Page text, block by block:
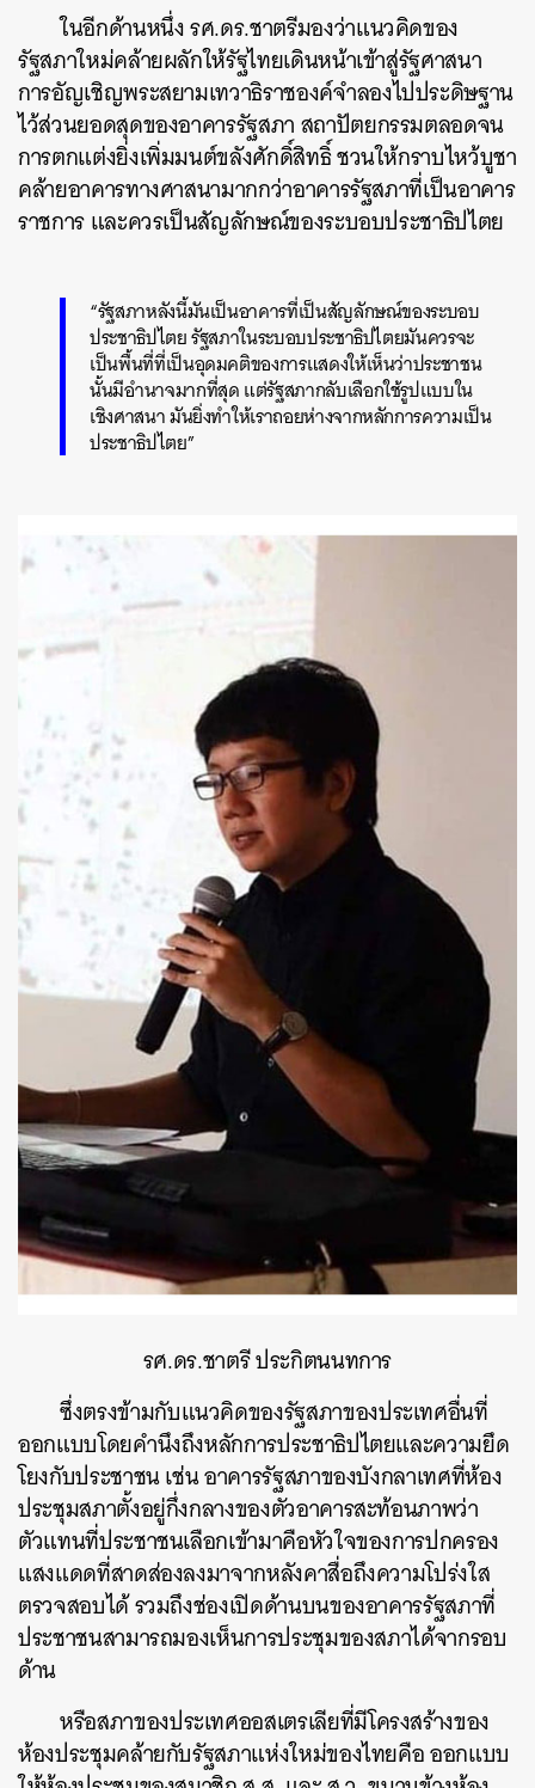
ในอีกด้านหนึ่ง รศ.ดร.ชาตรีมองว่าแนวคิดของ
รัฐสภาใหม่คล้ายผลักให้รัฐไทยเดินหน้าเข้าสู่รัฐศาสนา
การอัญเชิญพระสยามเทวาธิราชองค์จำลองไปประดิษฐาน
ไว้ส่วนยอดสุดของอาคารรัฐสภาสถาปัตยกรรมตลอดจน
การตกแต่งยิ่งเพิ่มมนต์ขลังศักดิ์สิทธิ์ ชวนให้กราบไหว้บูชา
คล้ายอาคารทางศาสนามากกว่าอาคารรัฐสภาที่เป็นอาคาร
ราชการ และควรเป็นสัญลักษณ์ของระบอบประชาธิปไตย
“รัฐสภาหลังนี้มันเป็นอาคารที่เป็นสัญลักษณ์ของระบอบ
ประชาธิปไตย รัฐสภาในระบอบประชาธิปไตยมันควรจะ
เป็นพื้นที่ที่เป็นอุดมคติของการแสดงให้เห็นว่าประชาชน
นั้นมีอำนาจมากที่สุด แต่รัฐสภากลับเลือกใช้รูปแบบใน
เชิงศาสนา มันยิ่งทำให้เราถอยห่างจากหลักการความเป็น
ประชาธิปไตย”
รศ.ดร.ชาตรี ประกิตนนทการ
ซึ่งตรงข้ามกับแนวคิดของรัฐสภาของประเทศอื่นที่
ออกแบบโดยคำนึงถึงหลักการประชาธิปไตยและความยึด
โยงกับประชาชน เช่น อาคารรัฐสภาของบังกลาเทศที่ห้อง
ประชุมสภาตั้งอยู่กึ่งกลางของตัวอาคารสะท้อนภาพว่า
ตัวแทนที่ประชาชนเลือกเข้ามาคือหัวใจของการปกครอง
แสงแดดที่สาดส่องลงมาจากหลังคาสื่อถึงความโปร่งใส
ตรวจสอบได้ รวมถึงช่องเปิดด้านบนของอาคารรัฐสภาที่
ประชาชนสามารถมองเห็นการประชุมของสภาได้จากรอบ
ด้าน
หรือสภาของประเทศออสเตรเลียที่มีโครงสร้างของ
ห้องประชุมคล้ายกับรัฐสภาแห่งใหม่ของไทยคือ ออกแบบ